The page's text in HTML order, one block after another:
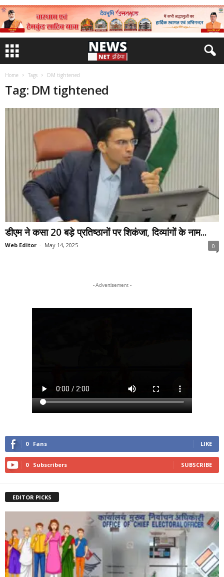
Home Tags DM tightened
Tag: DM tightened
डीएम ने कसा 20 बड़े प्रतिष्ठानों पर शिकंजा, दिव्यांगों के नाम...
Web Editor - May 14, 2025 0
- Advertisement -
0 Fans LIKE
0 Subscribers SUBSCRIBE
EDITOR PICKS